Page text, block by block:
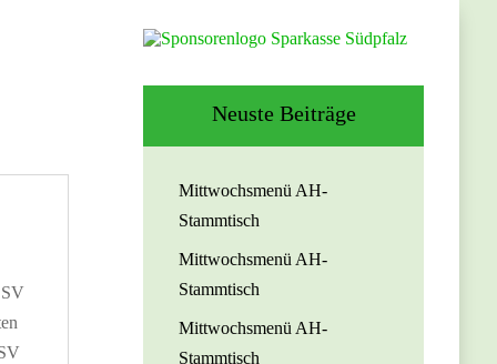
Neuste Beiträge
Mittwochsmenü AH-
Stammtisch
Mittwochsmenü AH-
Stammtisch
Mittwochsmenü AH-
Stammtisch